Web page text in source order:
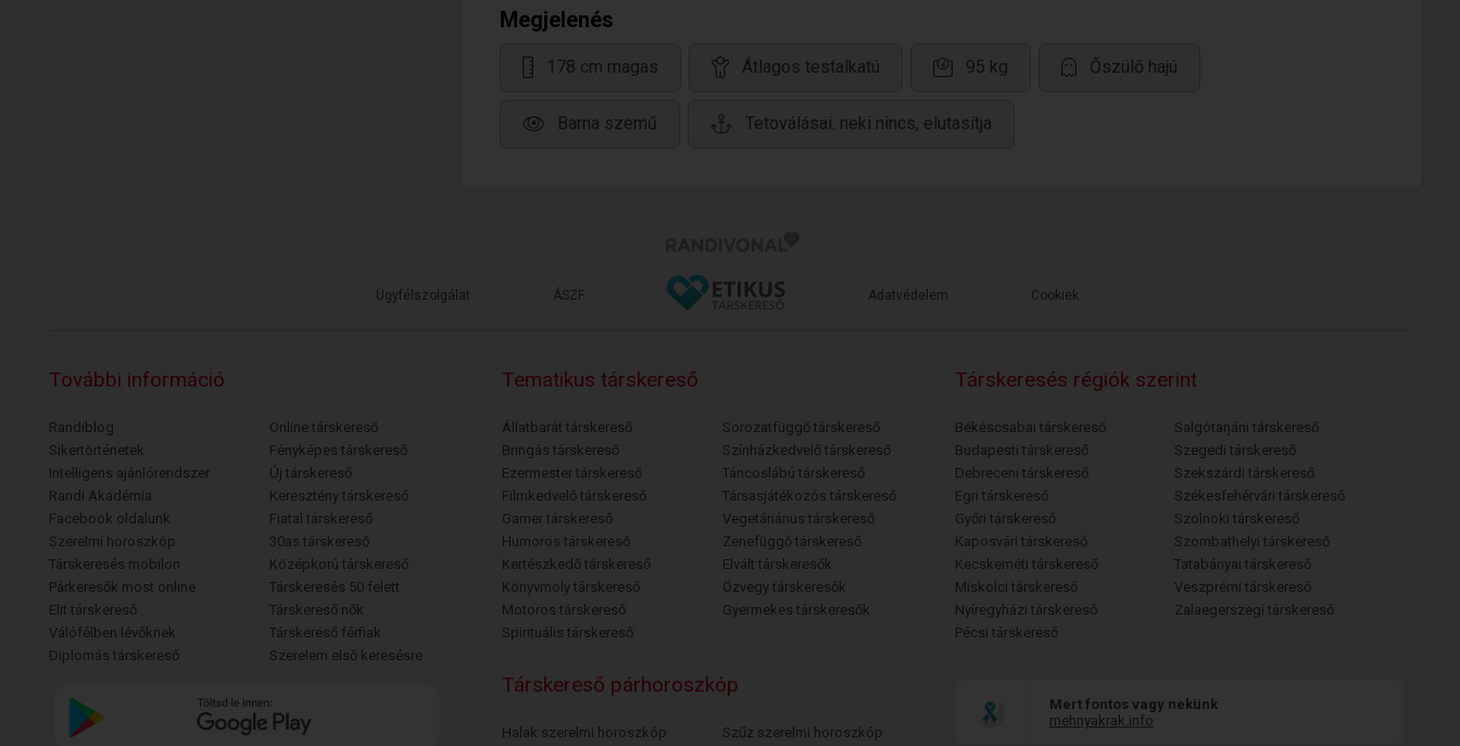
Megjelenés
178 cm magas Átlagos testalkatú 95 kg Őszülő hajú
Barna szemű Tetoválásai: neki nincs, elutasítja
Ügyfélszolgálat ÁSZF Adatvédelem Cookiek
További információ
Randiblog
Sikertörténetek
Intelligens ajánlórendszer
Randi Akadémia
Facebook oldalunk
Szerelmi horoszkóp
Társkeresés mobilon
Párkeresők most online
Elit társkereső
Válófélben lévőknek
Diplomás társkereső
Online társkereső
Fényképes társkereső
Új társkereső
Keresztény társkereső
Fiatal társkereső
30as társkereső
Középkorú társkereső
Társkeresés 50 felett
Társkereső nők
Társkereső férfiak
Szerelem első keresésre
Tematikus társkereső
Állatbarát társkereső
Bringás társkereső
Ezermester társkereső
Filmkedvelő társkereső
Gamer társkereső
Humoros társkereső
Kertészkedő társkereső
Könyvmoly társkereső
Motoros társkereső
Spirituális társkereső
Sorozatfüggő társkereső
Színházkedvelő társkereső
Táncoslábú társkereső
Társasjátékozós társkereső
Vegetáriánus társkereső
Zenefüggő társkereső
Elvált társkeresők
Özvegy társkeresők
Gyermekes társkeresők
Társkeresés régiók szerint
Békéscsabai társkereső
Budapesti társkereső
Debreceni társkereső
Egri társkereső
Győri társkereső
Kaposvári társkereső
Kecskeméti társkereső
Miskolci társkereső
Nyíregyházi társkereső
Pécsi társkereső
Salgótarjáni társkereső
Szegedi társkereső
Szekszárdi társkereső
Székesfehérvári társkereső
Szolnoki társkereső
Szombathelyi társkereső
Tatabányai társkereső
Veszprémi társkereső
Zalaegerszegi társkereső
Társkereső párhoroszkóp
Halak szerelmi horoszkóp Szűz szerelmi horoszkóp
Mert fontos vagy nekünk
mehnyakrak.info